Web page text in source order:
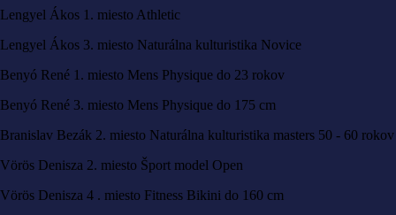
Lengyel Ákos 1. miesto Athletic
Lengyel Ákos 3. miesto Naturálna kulturistika Novice
Benyó René 1. miesto Mens Physique do 23 rokov
Benyó René 3. miesto Mens Physique do 175 cm
Branislav Bezák 2. miesto Naturálna kulturistika masters 50 - 60 rokov
Vörös Denisza 2. miesto Šport model Open
Vörös Denisza 4 . miesto Fitness Bikini do 160 cm